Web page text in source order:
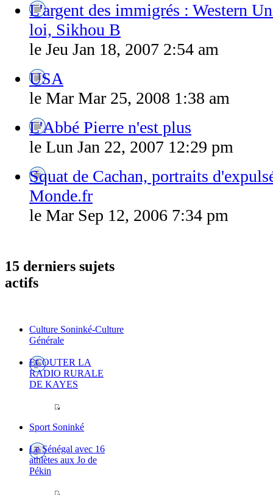
L'argent des immigrés : Western
loi, Sikhou B
le Jeu Jan 18, 2007 2:54 am
USA
le Mar Mar 25, 2008 1:38 am
L'Abbé Pierre n'est plus
le Lun Jan 22, 2007 12:29 pm
Squat de Cachan, portraits
Monde.fr
le Mar Sep 12, 2006 7:34 pm
15 derniers sujets
actifs
Culture Soninké-Culture
Générale
ECOUTER LA
RADIO RURALE
DE KAYES
Sport Soninké
Le Sénégal avec 16
athlètes aux Jo de
Pékin